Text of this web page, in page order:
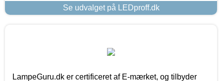
Se udvalget på LEDproff.dk
LampeGuru.dk er certificeret af E-mærket, og tilbyder